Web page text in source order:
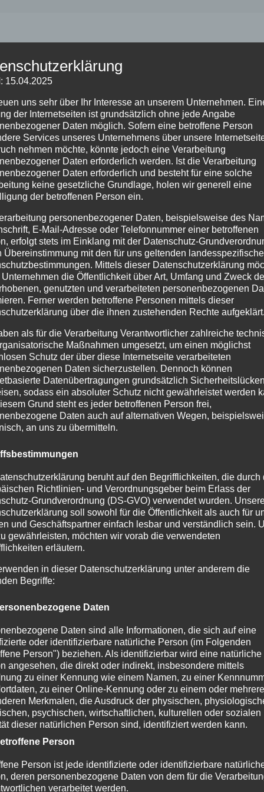
Unternehmen. Eine Nutzung der Internetseiten
eine betroffene Person besondere Services unseres
Verarbeitung personenbezogener Daten
besteht für eine solche Verarbeitung keine gesetzliche
beispielsweise des Namens, der Anschrift, E-Mail-
mit der Datenschutz-Grundverordnung und in
Mittels dieser Datenschutzerklärung möchte unser
genutzten und verarbeiteten personenbezogenen
über die ihnen zustehenden Rechte aufgeklärt.
zahlreiche technische und organisatorische
verarbeiteten personenbezogenen Daten
aufweisen, sodass ein absoluter Schutz nicht
personenbezogene Daten auch auf alternativen
die durch den Europäischen Richtlinien-
wurden. Unsere Datenschutzerklärung soll
lesbar und verständlich sein. Um dies zu
unter anderem die folgenden Begriffe:
die sich auf eine identifizierte oder
wird eine natürliche Person angesehen, die
zu einer Kennnummer, zu Standortdaten, zu
der physischen, physiologischen, genetischen,
sind, identifiziert werden kann.
identifizierbare natürliche Person, deren
werden.
automatisierter Verfahren ausgeführte Vorgang oder
Daten wie das Erheben, das Erfassen, die Organisation,
das Abfragen, die Verwendung, die Offenlegung
oder die Verknüpfung, die Einschränkung, das
gespeicherter personenbezogener Daten mit
personenbezogener Daten, die darin
Aspekte, die sich auf eine natürliche Person
15.04.2025
uns sehr über Ihr Interesse an unserem Unternehmen.
der Internetseiten ist grundsätzlich ohne jede Angabe
Daten möglich. Sofern eine betroffene Person
Services unseres Unternehmens über unsere
nehmen möchte, könnte jedoch eine Verarbeitung
Daten erforderlich werden. Ist die Verarbeitung
Daten erforderlich und besteht für eine solche
keine gesetzliche Grundlage, holen wir generell eine
der betroffenen Person ein.
personenbezogener Daten, beispielsweise des
E-Mail-Adresse oder Telefonnummer einer betroffenen
erfolgt stets im Einklang mit der Datenschutz-
Übereinstimmung mit den für uns geltenden
Mittels dieser Datenschutzerklärung
Unternehmen die Öffentlichkeit über Art, Umfang und Zweck
genutzten und verarbeiteten personenbezogenen
Ferner werden betroffene Personen mittels dieser
über die ihnen zustehenden Rechte
als für die Verarbeitung Verantwortlicher zahlreiche
Maßnahmen umgesetzt, um einen möglichst
Schutz der über diese Internetseite verarbeiteten
Daten sicherzustellen. Dennoch können
Datenübertragungen grundsätzlich Sicherheitslücken
sodass ein absoluter Schutz nicht gewährleistet werden
Grund steht es jeder betroffenen Person frei,
Daten auch auf alternativen Wegen,
an uns zu übermitteln.
beruht auf den Begrifflichkeiten, die durch
Richtlinien- und Verordnungsgeber beim Erlass der
Grundverordnung (DS-GVO) verwendet wurden.
soll sowohl für die Öffentlichkeit als auch für
und Geschäftspartner einfach lesbar und verständlich sein.
gewährleisten, möchten wir vorab die verwendeten
erläutern.
in dieser Datenschutzerklärung unter anderem die
Begriffe:
Daten
Daten sind alle Informationen, die sich auf eine
oder identifizierbare natürliche Person (im Folgenden
Person") beziehen. Als identifizierbar wird eine natürliche
angesehen, die direkt oder indirekt, insbesondere mittels
zu einer Kennung wie einem Namen, zu einer
zu einer Online-Kennung oder zu einem oder
Merkmalen, die Ausdruck der physischen,
psychischen, wirtschaftlichen, kulturellen oder sozialen
dieser natürlichen Person sind, identifiziert werden kann.
Person
Person ist jede identifizierte oder identifizierbare
deren personenbezogene Daten von dem für die
verarbeitet werden.